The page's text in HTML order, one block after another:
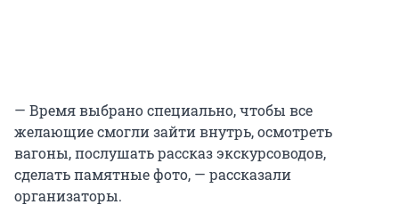
— Время выбрано специально, чтобы все
желающие смогли зайти внутрь, осмотреть
вагоны, послушать рассказ экскурсоводов,
сделать памятные фото, — рассказали
организаторы.